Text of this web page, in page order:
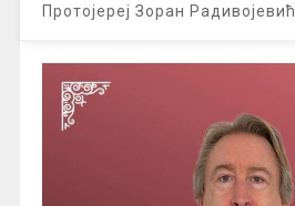
Протојереј Зоран Радивојевић